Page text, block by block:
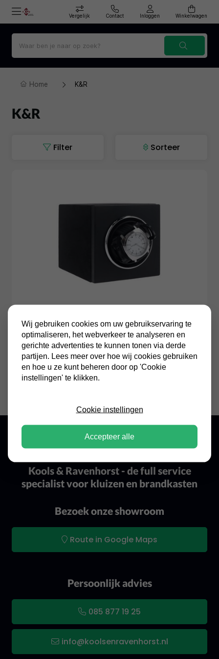
Vergelijk Contact Inloggen Winkelwagen
Home K&R
K&R
Filter Sorteer
K&R
Watchwinder MB40
€120,00 Incl. BTW
Kools & Ravenhorst - de full service
specialist voor kluizen en brandkasten
Bezoek onze showroom
Route in Google Maps
Persoonlijk advies
085 877 19 25
info@koolsenravenhorst.nl
Wij gebruiken cookies om uw gebruikservaring te
optimaliseren, het webverkeer te analyseren en
gerichte advertenties te kunnen tonen via derde
partijen. Lees meer over hoe wij cookies gebruiken
en hoe u ze kunt beheren door op 'Cookie
instellingen' te klikken.
Cookie instellingen
Accepteer alle